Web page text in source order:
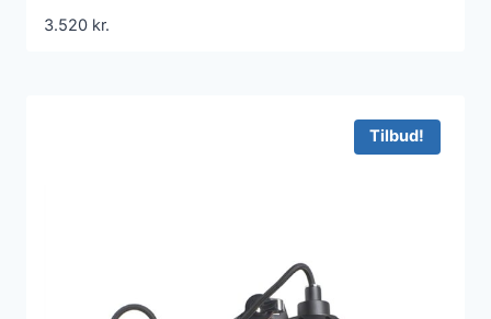
3.520 kr.
Tilbud!